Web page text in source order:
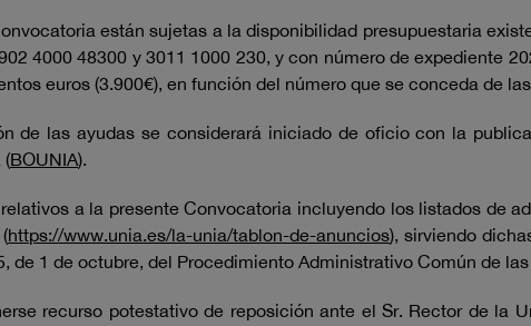
están sujetas a la disponibilidad presupuestaria
4000 48300 y 3011 1000 230, y con número de expediente
euros (3.900€), en función del número que se conceda de
de las ayudas se considerará iniciado de oficio con la
(BOUNIA).
a la presente Convocatoria incluyendo los listados de
https://www.unia.es/la-unia/tablon-de-anuncios), sirviendo
de 1 de octubre, del Procedimiento Administrativo Común de
recurso potestativo de reposición ante el Sr. Rector de la